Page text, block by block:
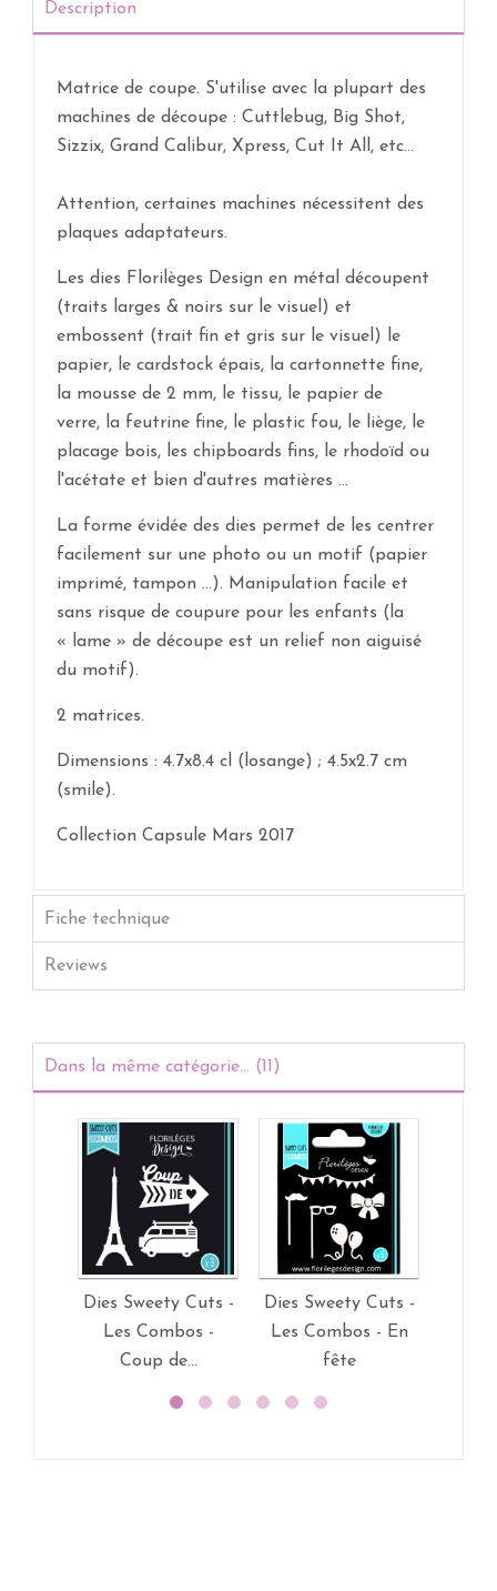
Description
Matrice de coupe. S'utilise avec la plupart des
machines de découpe : Cuttlebug, Big Shot,
Sizzix, Grand Calibur, Xpress, Cut It All , etc...
Attention, certaines machines nécessitent des
plaques adaptateurs.
Les dies Florilèges Design en métal découpent
(traits larges & noirs sur le visuel) et
embossent (trait fin et gris sur le visuel) le
papier, le cardstock épais, la cartonnette fine,
la mousse de 2 mm, le tissu, le papier de
verre, la feutrine fine, le plastic fou, le liège, le
placage bois, les chipboards fins, le rhodoïd ou
l'acétate et bien d'autres matières ...
La forme évidée des dies permet de les centrer
facilement sur une photo ou un motif (papier
imprimé, tampon …). Manipulation facile et
sans risque de coupure pour les enfants (la
« lame » de découpe est un relief non aiguisé
du motif).
2 matrices.
Dimensions : 4.7x8.4 cl (losange) ; 4.5x2.7 cm
(smile).
Collection Capsule Mars 2017
Fiche technique
Reviews
Dans la même catégorie... (11)
Dies Sweety Cuts -
Les Combos -
Coup de...
Dies Sweety Cuts -
Les Combos - En
fête